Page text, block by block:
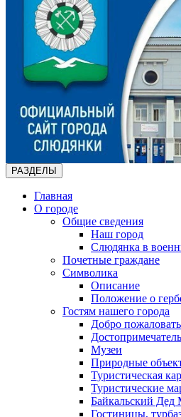
РАЗДЕЛЫ
Главная
О городе
Общие сведения
Наш город
Слюдянка в
Почетные граждане
Символика
Описание
Положение о
Гостям нашего города
Добро
Музеи
Природные
Туристическая
Туристические
Байкальский Дед
Гостиницы,